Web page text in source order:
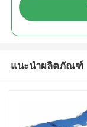
แนะนำผลิตภัณฑ์